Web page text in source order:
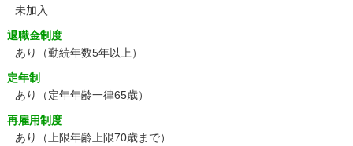
未加入
退職金制度
あり（勤続年数5年以上）
定年制
あり
（定年年齢一律65歳）
再雇用制度
あり
（上限年齢上限70歳まで）